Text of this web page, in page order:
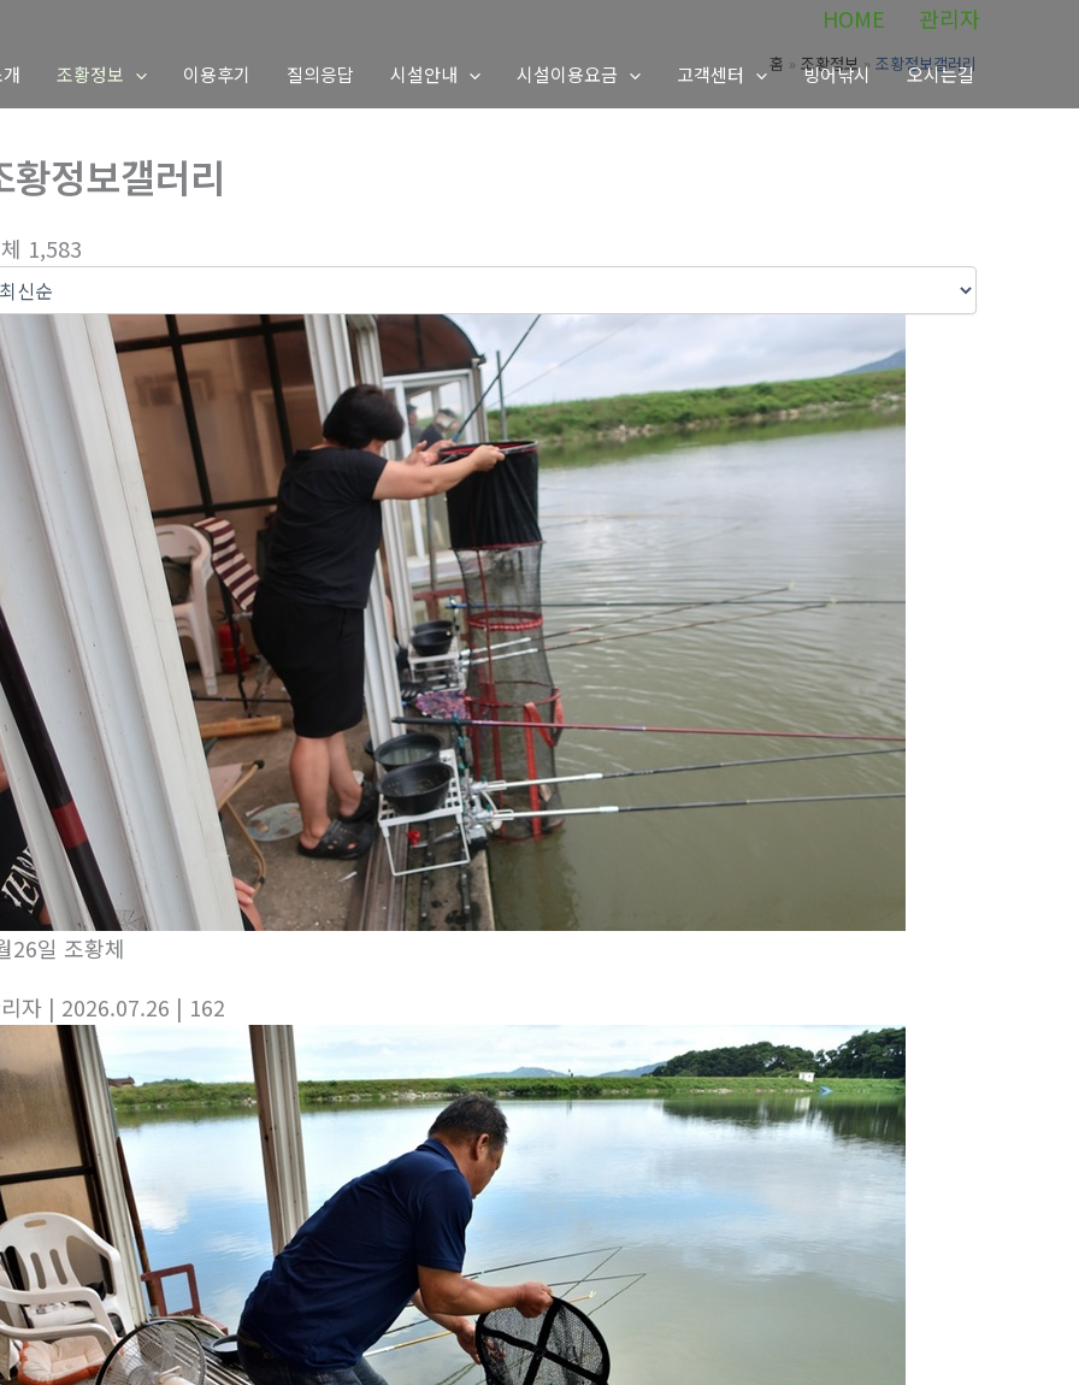
HOME 관리자
조황정보 이용후기 질의응답 시설안내 시설이용요금 고객센터 빙어낚시 오시는길
홈 조황정보 조황정보갤러리
황정보갤러리
1,583
26일 조황체
자 | 2026.07.26 | 162